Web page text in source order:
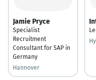
Jamie Pryce
Specialist
Recruitment
Consultant for SAP in
Germany
Hannover